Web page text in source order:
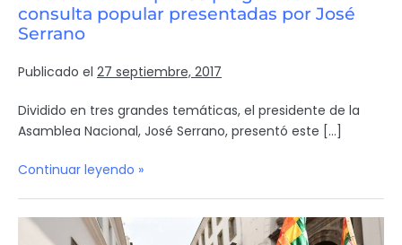
consulta popular presentadas por José
Serrano
Publicado el 27 septiembre, 2017
Dividido en tres grandes temáticas, el presidente de la
Asamblea Nacional, José Serrano, presentó este […]
Continuar leyendo »